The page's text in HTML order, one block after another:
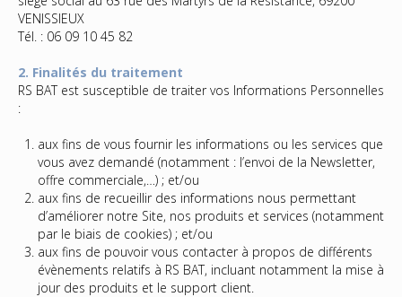
VENISSIEUX
Tél. : 06 09 10 45 82
2. Finalités du traitement
RS BAT est susceptible de traiter vos Informations Personnelles
:
aux fins de vous fournir les informations ou les services que
vous avez demandé (notamment : l’envoi de la Newsletter,
offre commerciale,…) ; et/ou
aux fins de recueillir des informations nous permettant
d’améliorer notre Site, nos produits et services (notamment
par le biais de cookies) ; et/ou
aux fins de pouvoir vous contacter à propos de différents
évènements relatifs à RS BAT, incluant notamment la mise à
jour des produits et le support client.